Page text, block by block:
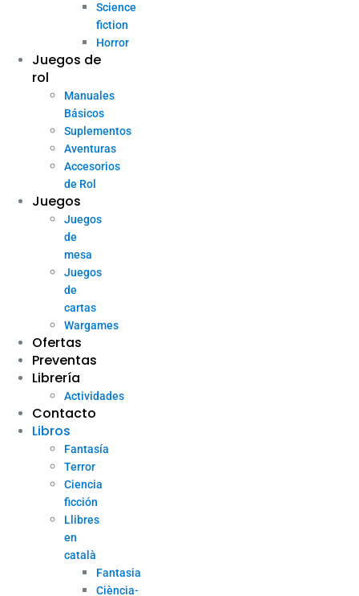
Science
fiction
Horror
Juegos de
rol
Manuales
Básicos
Suplementos
Aventuras
Accesorios
de Rol
Juegos
Juegos
de
mesa
Juegos
de
cartas
Wargames
Ofertas
Preventas
Librería
Actividades
Contacto
Libros
Fantasía
Terror
Ciencia
ficción
Llibres
en
català
Fantasia
Ciència-